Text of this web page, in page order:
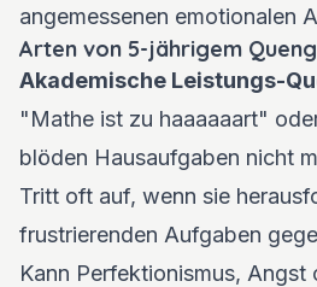
angemessenen emotionalen
Arten von 5-jährigem
Akademische Leistungs-
"Mathe ist zu haaaaaart"
blöden Hausaufgaben nicht
Tritt oft auf, wenn sie
frustrierenden Aufgaben
Kann Perfektionismus, Angst